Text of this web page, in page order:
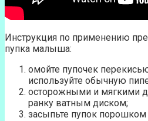
Инструкция по применению
пупка малыша:
омойте пупочек
используйте обычную
осторожными и мягкими
ранку ватным диском;
засыпьте пупок